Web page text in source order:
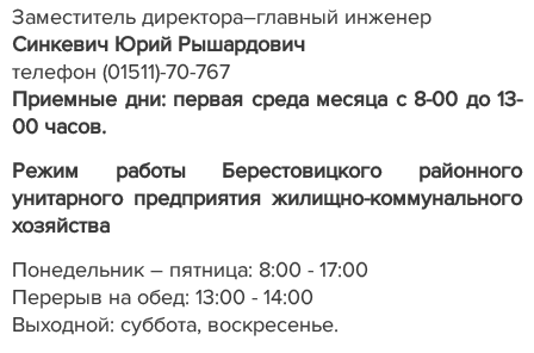
Заместитель директора–главный инженер
Синкевич Юрий Рышардович
телефон (01511)-70-767
Приемные дни: первая среда месяца с 8-00 до 13-
00 часов.
Режим работы Берестовицкого районного
унитарного предприятия жилищно-коммунального
хозяйства
Понедельник – пятница: 8:00 - 17:00
Перерыв на обед: 13:00 - 14:00
Выходной: суббота, воскресенье.